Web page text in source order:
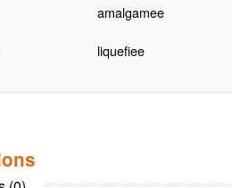
amalgamee
liquefiee